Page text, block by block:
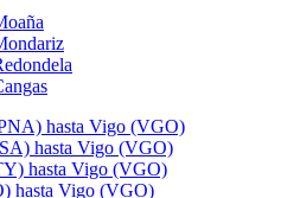
hasta Vigo (VGO)
hasta Vigo (VGO)
hasta Vigo (VGO)
hasta Vigo (VGO)